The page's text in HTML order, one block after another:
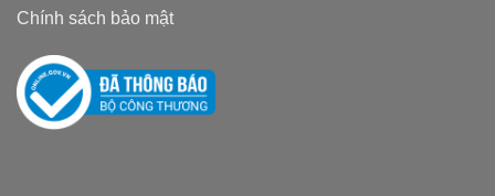
Chính sách bảo mật